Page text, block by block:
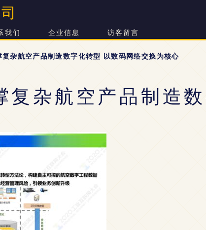
我们 企业信息 访客留言
杂航空产品制造数字化转型 以数码网络交换为核心
复杂航空产品制造